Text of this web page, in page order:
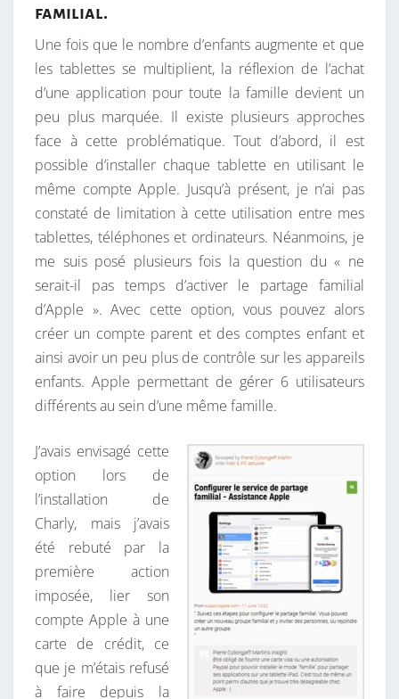
familial.
Une fois que le nombre d’enfants augmente et que
les tablettes se multiplient, la réflexion de l’achat
d’une application pour toute la famille devient un
peu plus marquée. Il existe plusieurs approches
face à cette problématique. Tout d’abord, il est
possible d’installer chaque tablette en utilisant le
même compte Apple. Jusqu’à présent, je n’ai pas
constaté de limitation à cette utilisation entre mes
tablettes, téléphones et ordinateurs. Néanmoins, je
me suis posé plusieurs fois la question du « ne
serait-il pas temps d’activer le partage familial
d’Apple ». Avec cette option, vous pouvez alors
créer un compte parent et des comptes enfant et
ainsi avoir un peu plus de contrôle sur les appareils
enfants. Apple permettant de gérer 6 utilisateurs
différents au sein d’une même famille.
J’avais envisagé cette
option lors de
l’installation de
Charly, mais j’avais
été rebuté par la
première action
imposée, lier son
compte Apple à une
carte de crédit, ce
que je m’étais refusé
à faire depuis la